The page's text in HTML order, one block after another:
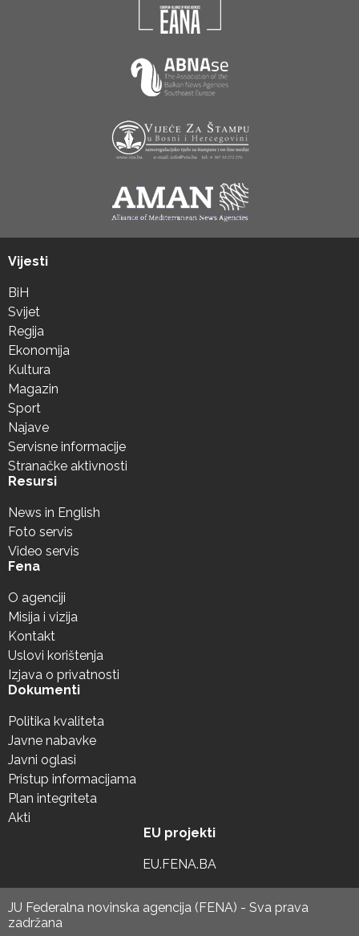
Vijesti
BiH
Svijet
Regija
Ekonomija
Kultura
Magazin
Sport
Najave
Servisne informacije
Stranačke aktivnosti
Resursi
News in English
Foto servis
Video servis
Fena
O agenciji
Misija i vizija
Kontakt
Uslovi korištenja
Izjava o privatnosti
Dokumenti
Politika kvaliteta
Javne nabavke
Javni oglasi
Pristup informacijama
Plan integriteta
Akti
EU projekti
EU.FENA.BA
JU Federalna novinska agencija (FENA) - Sva prava
zadržana